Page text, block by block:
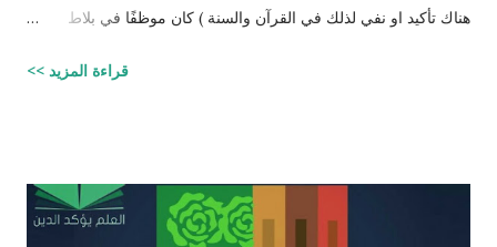
هناك تأكيد او نفي لذلك في القرآن والسنة ) كان موظفًا في بلاط
اليهودية وكان ملماً بالتوراة ومدرساً لتعاليمها وكذلك كان كاتباً ماهراً
تعاليمها وطهر المجتمع اليهودي من الزواج المختلط، ولهذه الأسباب
يحتل عزرا الكاتب مكانه عاليه جداً في الإرث الديني اليهود وقصته
قراءة المزيد >>